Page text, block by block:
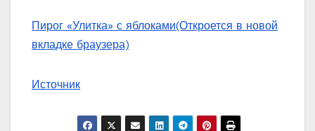
Пирог «Улитка» с яблоками(Откроется в новой
вкладке браузера)
Источник